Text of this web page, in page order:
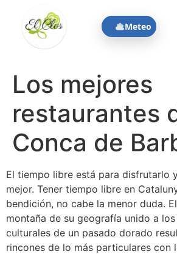
Meteo
Los mejores
restaurantes
Conca de
El tiempo libre está para disfrutarlo
mejor. Tener tiempo libre en
bendición, no cabe la menor duda.
montaña de su geografía unido a
culturales de un pasado dorado
rincones de lo más particulares con